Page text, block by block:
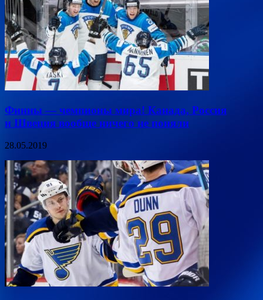
Финны — чемпионы мира! Канада, Россия
и Швеция вообще ничего не поняли
28.05.2019